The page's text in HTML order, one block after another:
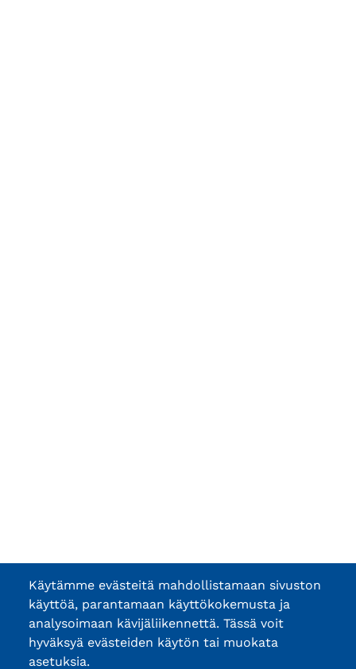
Käytämme evästeitä mahdollistamaan sivuston
käyttöä, parantamaan käyttökokemusta ja
analysoimaan kävijäliikennettä. Tässä voit
hyväksyä evästeiden käytön tai muokata
asetuksia.